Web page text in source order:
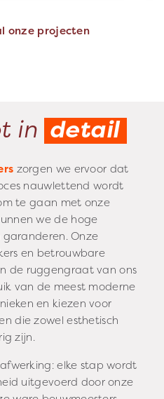
onze projecten
in detail
zorgen we ervoor dat
nauwlettend wordt
te gaan met onze
we de hoge
Onze
en betrouwbare
de ruggengraat van ons
van de meest moderne
en kiezen voor
die zowel esthetisch
zijn.
elke stap wordt
uitgevoerd door onze